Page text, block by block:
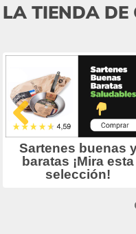
LA TIENDA